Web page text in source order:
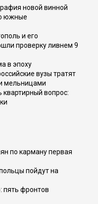
новой винной
южные
и его
проверку ливнем 9
в эпоху
вузы тратят
мельницами
вопрос:
по карману первая
пойдут на
пять фронтов